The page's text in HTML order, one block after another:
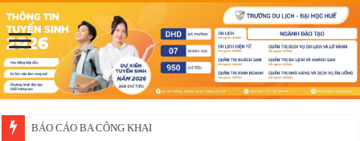
BÁO CÁO BA CÔNG KHAI